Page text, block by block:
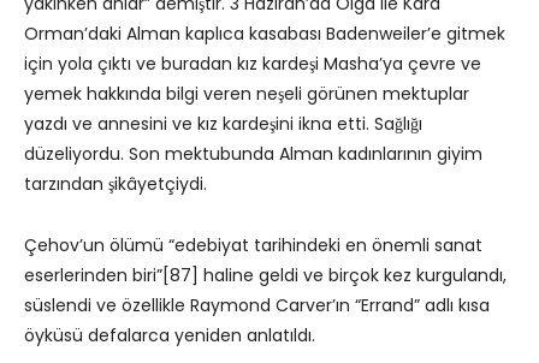
Orman’daki Alman kaplıca kasabası Badenweiler’e gitmek
için yola çıktı ve buradan kız kardeşi Masha’ya çevre ve
yemek hakkında bilgi veren neşeli görünen mektuplar
yazdı ve annesini ve kız kardeşini ikna etti. Sağlığı
düzeliyordu. Son mektubunda Alman kadınlarının giyim
tarzından şikâyetçiydi.
Çehov’un ölümü “edebiyat tarihindeki en önemli sanat
eserlerinden biri”[87] haline geldi ve birçok kez kurgulandı,
süslendi ve özellikle Raymond Carver’ın “Errand” adlı kısa
öyküsü defalarca yeniden anlatıldı.